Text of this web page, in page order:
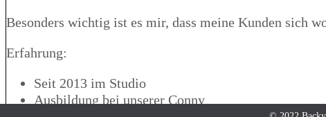
Besonders wichtig ist es mir, dass meine Kunden sich
Erfahrung:
Seit 2013 im Studio
Ausbildung bei unserer Conny